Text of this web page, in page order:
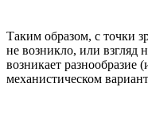
Таким образом, с точки
не возникло, или взгляд
возникает разнообразие
механистическом